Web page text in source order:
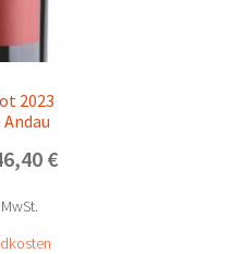
2023
€
€Aktueller